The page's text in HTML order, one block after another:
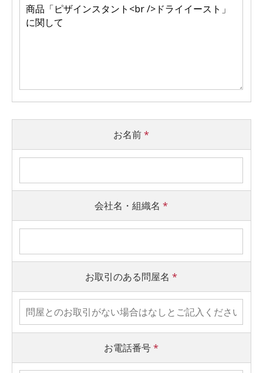
お名前*
会社名・組織名*
お取引のある問屋名*
お電話番号*